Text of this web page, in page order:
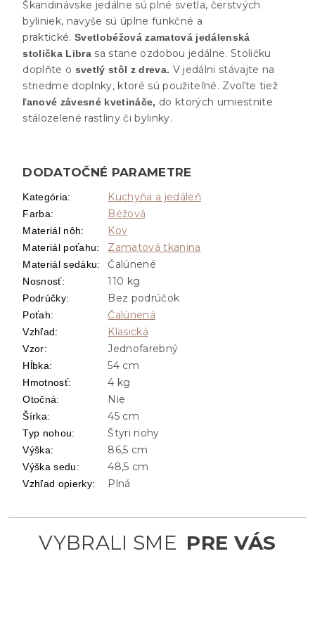
Škandinávske jedálne sú plné svetla, čerstvých
byliniek, navyše sú úplne funkčné a
praktické. Svetlobéžová zamatová jedálenská
stolička Libra sa stane ozdobou jedálne. Stoličku
doplňte o svetlý stôl z dreva. V jedálni stávajte na
striedme doplnky, ktoré sú použiteľné. Zvoľte tiež
ľanové závesné kvetináče, do ktorých umiestnite
stálozelené rastliny či bylinky.
DODATOČNÉ PARAMETRE
Kategória: Kuchyňa a jedáleň
Farba: Béžová
Materiál nôh: Kov
Materiál poťahu: Zamatová tkanina
Materiál sedáku: Čalúnené
Nosnosť: 110 kg
Podrúčky: Bez podrúčok
Poťah: Čalúnená
Vzhľad: Klasická
Vzor: Jednofarebný
Hĺbka: 54 cm
Hmotnosť: 4 kg
Otočná: Nie
Šírka: 45 cm
Typ nohou: Štyri nohy
Výška: 86,5 cm
Výška sedu: 48,5 cm
Vzhľad opierky: Plná